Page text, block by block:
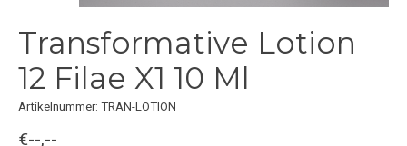
Transformative Lotion
12 Filae X1 10 Ml
Artikelnummer: TRAN-LOTION
€--,--